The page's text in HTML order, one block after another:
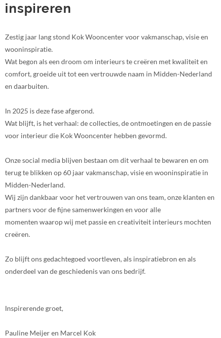
inspireren
Zestig jaar lang stond Kok Wooncenter voor vakmanschap, visie en
wooninspiratie.
Wat begon als een droom om interieurs te creëren met kwaliteit en
comfort, groeide uit tot een vertrouwde naam in Midden-Nederland
en daarbuiten.
In 2025 is deze fase afgerond.
Wat blijft, is het verhaal: de collecties, de ontmoetingen en de passie
voor interieur die Kok Wooncenter hebben gevormd.
Onze social media blijven bestaan om dit verhaal te bewaren en om
terug te blikken op 60 jaar vakmanschap, visie en wooninspiratie in
Midden-Nederland.
Wij zijn dankbaar voor het vertrouwen van ons team, onze klanten en
partners voor de fijne samenwerkingen en voor alle
momenten waarop wij met passie en creativiteit interieurs mochten
creëren.
Zo blijft ons gedachtegoed voortleven, als inspiratiebron en als
onderdeel van de geschiedenis van ons bedrijf.
Inspirerende groet,
Pauline Meijer en Marcel Kok